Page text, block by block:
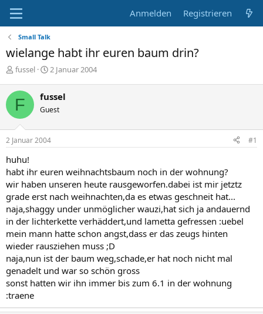
Anmelden Registrieren
Small Talk
wielange habt ihr euren baum drin?
E
s
t
e
l
l
e
fussel
E
t
e
l
t
2 Januar 2004
F fussel
Guest
2 Januar 2004 #1
huhu!
habt ihr euren weihnachtsbaum noch in der wohnung?
wir haben unseren heute rausgeworfen.dabei ist mir jetztz
grade erst nach weihnachten,da es etwas geschneit hat...
naja,shaggy under unmöglicher wauzi,hat sich ja andauernd
in der lichterkette verhäddert,und lametta gefressen :uebel
mein mann hatte schon angst,dass er das zeugs hinten
wieder rausziehen muss ;D
naja,nun ist der baum weg,schade,er hat noch nicht mal
genadelt und war so schön gross
sonst hatten wir ihn immer bis zum 6.1 in der wohnung
:traene